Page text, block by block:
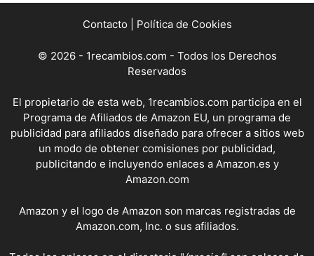
Contacto Política de Cookies
© 2026 - 1recambios.com - Todos los Derechos
Reservados
El propietario de esta web, 1recambios.com participa en el
Programa de Afiliados de Amazon EU, un programa de
publicidad para afiliados diseñado para ofrecer a sitios web
un modo de obtener comisiones por publicidad,
publicitando e incluyendo enlaces a Amazon.es y
Amazon.com
Amazon y el logo de Amazon son marcas registradas de
Amazon.com, Inc. o sus afiliados.